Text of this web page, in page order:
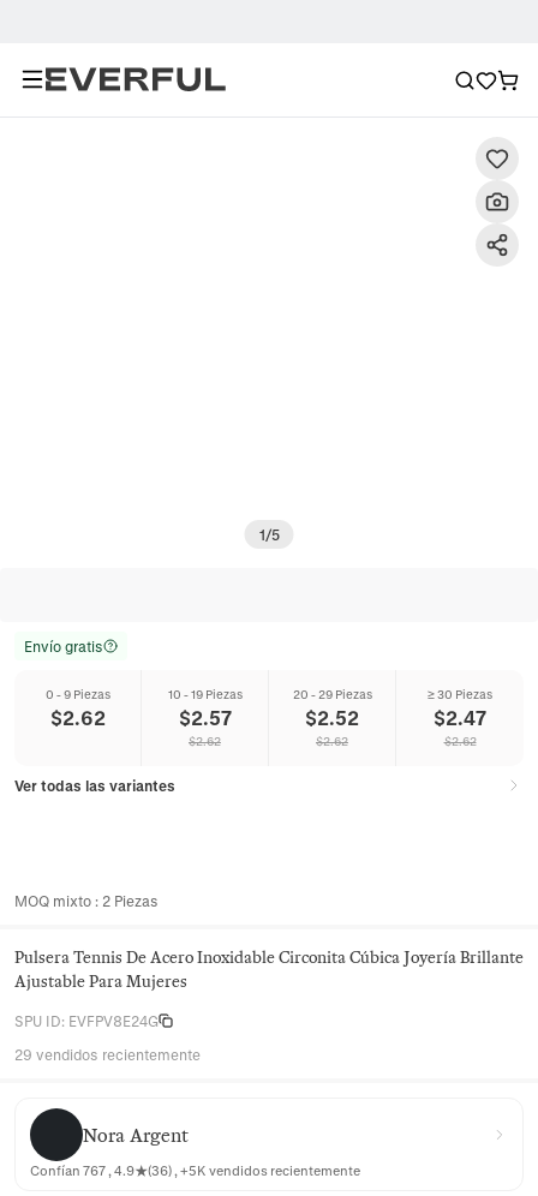
1/5
Envío gratis
0 - 9 Piezas
$2.62
10 - 19 Piezas
$2.57
$2.62
20 - 29 Piezas
$2.52
$2.62
≥ 30 Piezas
$2.47
$2.62
Ver todas las variantes
MOQ mixto : 2 Piezas
Pulsera Tennis De Acero Inoxidable Circonita Cúbica Joyería Brillante
Ajustable Para Mujeres
SPU ID: EVFPV8E24G
29 vendidos recientemente
Nora Argent
Nora Argent
Confían 767 , 4.9★(36) , +5K vendidos recientemente